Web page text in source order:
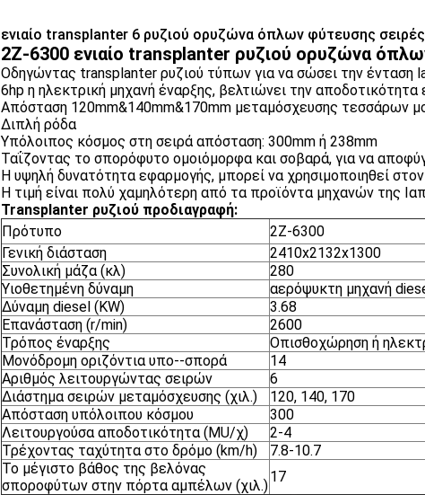
ενιαίο transplanter 6 ρυζιού ορυζώνα όπλων φύτευσης
2Z-6300 ενιαίο transplanter ρυζιού ορυζώνα
Οδηγώντας transplanter ρυζιού τύπων για να σώσει την ένταση
6hp η ηλεκτρική μηχανή έναρξης, βελτιώνει την
Απόσταση 120mm&140mm&170mm μεταμόσχευσης τεσσάρων
Διπλή ρόδα
Υπόλοιπος κόσμος στη σειρά απόσταση: 300mm ή 238mm
Ταΐζοντας το σπορόφυτο ομοιόμορφα και σοβαρά, για να
Η υψηλή δυνατότητα εφαρμογής, μπορεί να χρησιμοποιηθεί
Η τιμή είναι πολύ χαμηλότερη από τα προϊόντα μηχανών της
Transplanter ρυζιού προδιαγραφή:
Πρότυπο
2Z-6300
Γενική διάσταση
2410x2132x1300
Συνολική μάζα (κλ)
280
Υιοθετημένη δύναμη
αερόψυκτη μηχανή
Δύναμη diesel (KW)
3.68
Επανάσταση (r/min)
2600
Τρόπος έναρξης
Οπισθοχώρηση ή
Μονόδρομη οριζόντια υπο--σπορά
14
Αριθμός λειτουργώντας σειρών
6
Διάστημα σειρών μεταμόσχευσης (χιλ.)
120, 140, 170
Απόσταση υπόλοιπου κόσμου
300
Λειτουργούσα αποδοτικότητα (MU/χ)
2-4
Τρέχοντας ταχύτητα στο δρόμο (km/h)
7.8-10.7
Το μέγιστο βάθος της βελόνας
σποροφύτων στην πόρτα αμπέλων (χιλ.)
17